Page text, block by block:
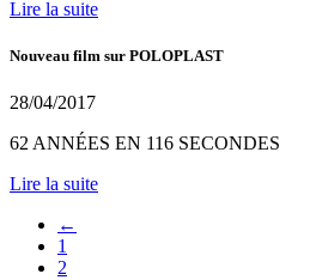
Lire la suite
Nouveau film sur POLOPLAST
28/04/2017
62 ANNÉES EN 116 SECONDES
Lire la suite
←
1
2